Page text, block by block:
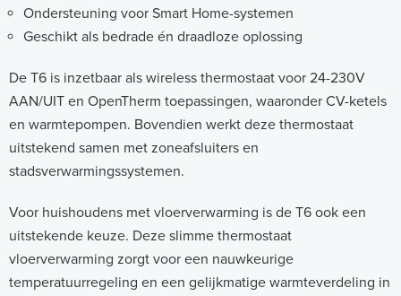
Ondersteuning voor Smart Home-systemen
Geschikt als bedrade én draadloze oplossing
De T6 is inzetbaar als wireless thermostaat voor 24-230V
AAN/UIT en OpenTherm toepassingen, waaronder CV-ketels
en warmtepompen. Bovendien werkt deze thermostaat
uitstekend samen met zoneafsluiters en
stadsverwarmingssystemen.
Voor huishoudens met vloerverwarming is de T6 ook een
uitstekende keuze. Deze slimme thermostaat
vloerverwarming zorgt voor een nauwkeurige
temperatuurregeling en een gelijkmatige warmteverdeling in